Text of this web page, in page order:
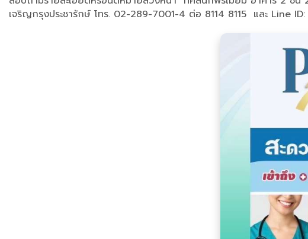
เจริญกรุงประชารักษ์ โทร. 02-289-7001-4 ต่อ 8114 8115 และ Line